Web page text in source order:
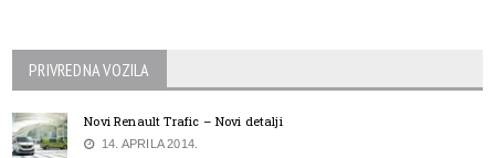
PRIVREDNA VOZILA
Novi Renault Trafic – Novi detalji
14. APRILA 2014.